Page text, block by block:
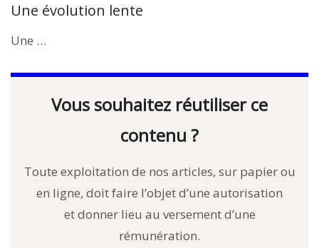
Une évolution lente
Une …
Vous souhaitez réutiliser ce
contenu ?
Toute exploitation de nos articles, sur papier ou
en ligne, doit faire l’objet d’une autorisation
et donner lieu au versement d’une
rémunération.